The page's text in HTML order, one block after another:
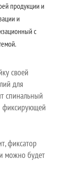
продукции и
и
с
своей
для
спинальный
фиксирующей
фиксатор
можно будет